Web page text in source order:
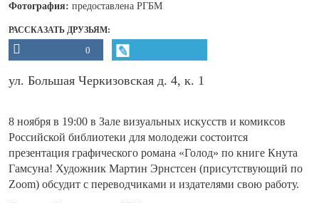
Фотография: предоставлена РГБМ
РАССКАЗАТЬ ДРУЗЬЯМ:
0
ул. Большая Черкизовская д. 4, к. 1
8 ноября в 19:00 в Зале визуальных искусств и комиксов
Российской библиотеки для молодежи состоится
презентация графического романа «Голод» по книге Кнута
Гамсуна! Художник Мартин Эрнстсен (присутствующий по
Zoom) обсудит с переводчиками и издателями свою работу.